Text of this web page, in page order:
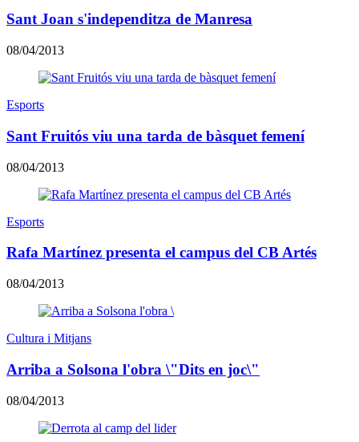
Sant Joan s'independitza de Manresa
08/04/2013
Esports
Sant Fruitós viu una tarda de bàsquet femení
08/04/2013
Esports
Rafa Martínez presenta el campus del CB Artés
08/04/2013
Cultura i Mitjans
Arriba a Solsona l'obra \"Dits en joc\"
08/04/2013